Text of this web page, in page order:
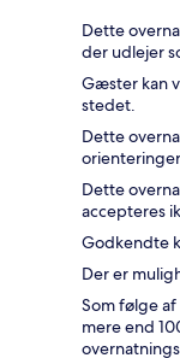
Dette
der udlejer
Gæster kan
stedet.
Dette
Dette
accepteres
Godkendte
Der er
Som følge
mere end